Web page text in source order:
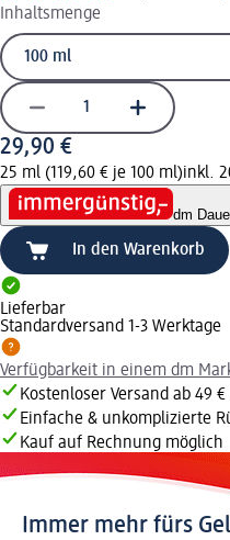
Inhaltsmenge
29,90 €
25 ml (119,60 € je 100 ml)inkl.
dm
In den Warenkorb
Lieferbar
Standardversand 1-3 Werktage
Verfügbarkeit in einem dm
Kostenloser Versand ab 49
Einfache & unkomplizierte
Kauf auf Rechnung möglich
Immer mehr fürs